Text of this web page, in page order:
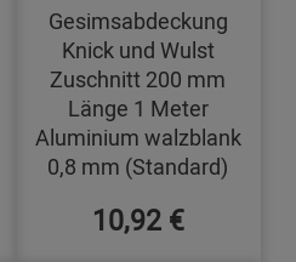
Gesimsabdeckung
Knick und Wulst
Zuschnitt 200 mm
Länge 1 Meter
Aluminium walzblank
0,8 mm (Standard)
10,92 €